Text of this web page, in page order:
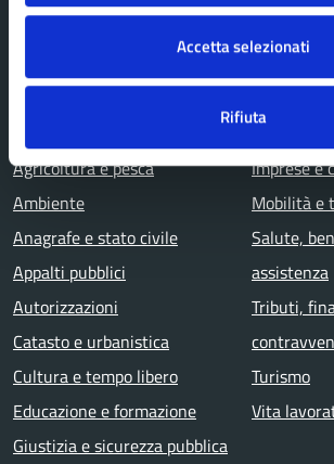
Accetta selezionati
Rifiuta
Personale amministrativo
Agricoltura e pesca
Ambiente
Anagrafe e stato civile
Appalti pubblici
Autorizzazioni
Catasto e urbanistica
Cultura e tempo libero
Educazione e formazione
Giustizia e sicurezza pubblica
Imprese e
Mobilità e
Salute,
assistenza
Tributi,
Turismo
Vita